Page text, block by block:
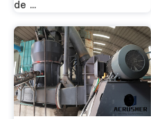
de ...